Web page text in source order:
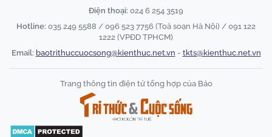
Điện thoại: 024 6 254 3519
Hotline: 035 249 5588 / 096 523 7756 (Toà soạn Hà Nội) / 091 122
1222 (VPĐD TPHCM)
Email: baotrithuccuocsong@kienthuc.net.vn - tkts@kienthuc.net.vn
Trang thông tin điện tử tổng hợp của Báo